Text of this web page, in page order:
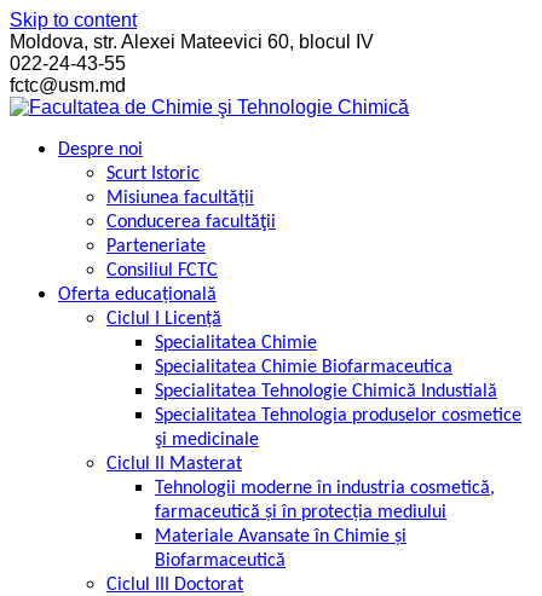
Skip to content
Moldova, str. Alexei Mateevici 60, blocul IV
022-24-43-55
fctc@usm.md
Despre noi
Scurt Istoric
Misiunea facultății
Conducerea facultăţii
Parteneriate
Consiliul FCTC
Oferta educațională
Ciclul I Licență
Specialitatea Chimie
Specialitatea Chimie Biofarmaceutica
Specialitatea Tehnologie Chimică Industială
Specialitatea Tehnologia produselor cosmetice
şi medicinale
Ciclul II Masterat
Tehnologii moderne în industria cosmetică,
farmaceutică și în protecția mediului
Materiale Avansate în Chimie și
Biofarmaceutică
Ciclul III Doctorat